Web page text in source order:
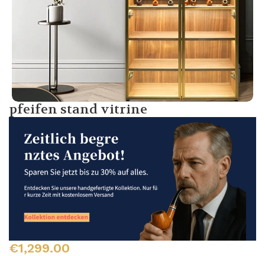
pfeifen stand vitrine
€1,299.00